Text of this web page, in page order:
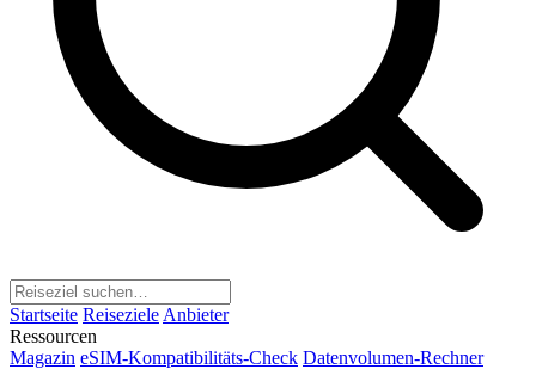
Startseite Reiseziele Anbieter
Ressourcen
Magazin eSIM-Kompatibilitäts-Check Datenvolumen-Rechner